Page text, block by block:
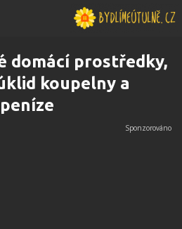
domácí prostředky,
koupelny a